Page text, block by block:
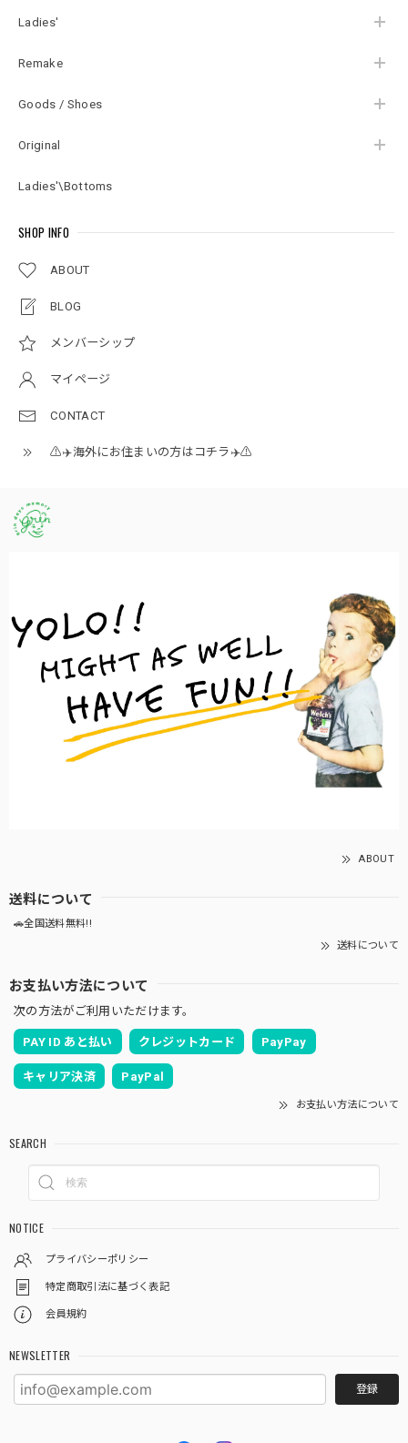
Ladies'
Remake
Goods / Shoes
Original
Ladies'\Bottoms
SHOP INFO
ABOUT
BLOG
メンバーシップ
マイページ
CONTACT
⚠️✈️海外にお住まいの方はコチラ✈️⚠️
ABOUT
送料について
🚗全国送料無料!!
送料について
お支払い方法について
次の方法がご利用いただけます。
PAY ID あと払い クレジットカード PayPay
キャリア決済 PayPal
お支払い方法について
SEARCH
NOTICE
プライバシーポリシー
特定商取引法に基づく表記
会員規約
NEWSLETTER
登録